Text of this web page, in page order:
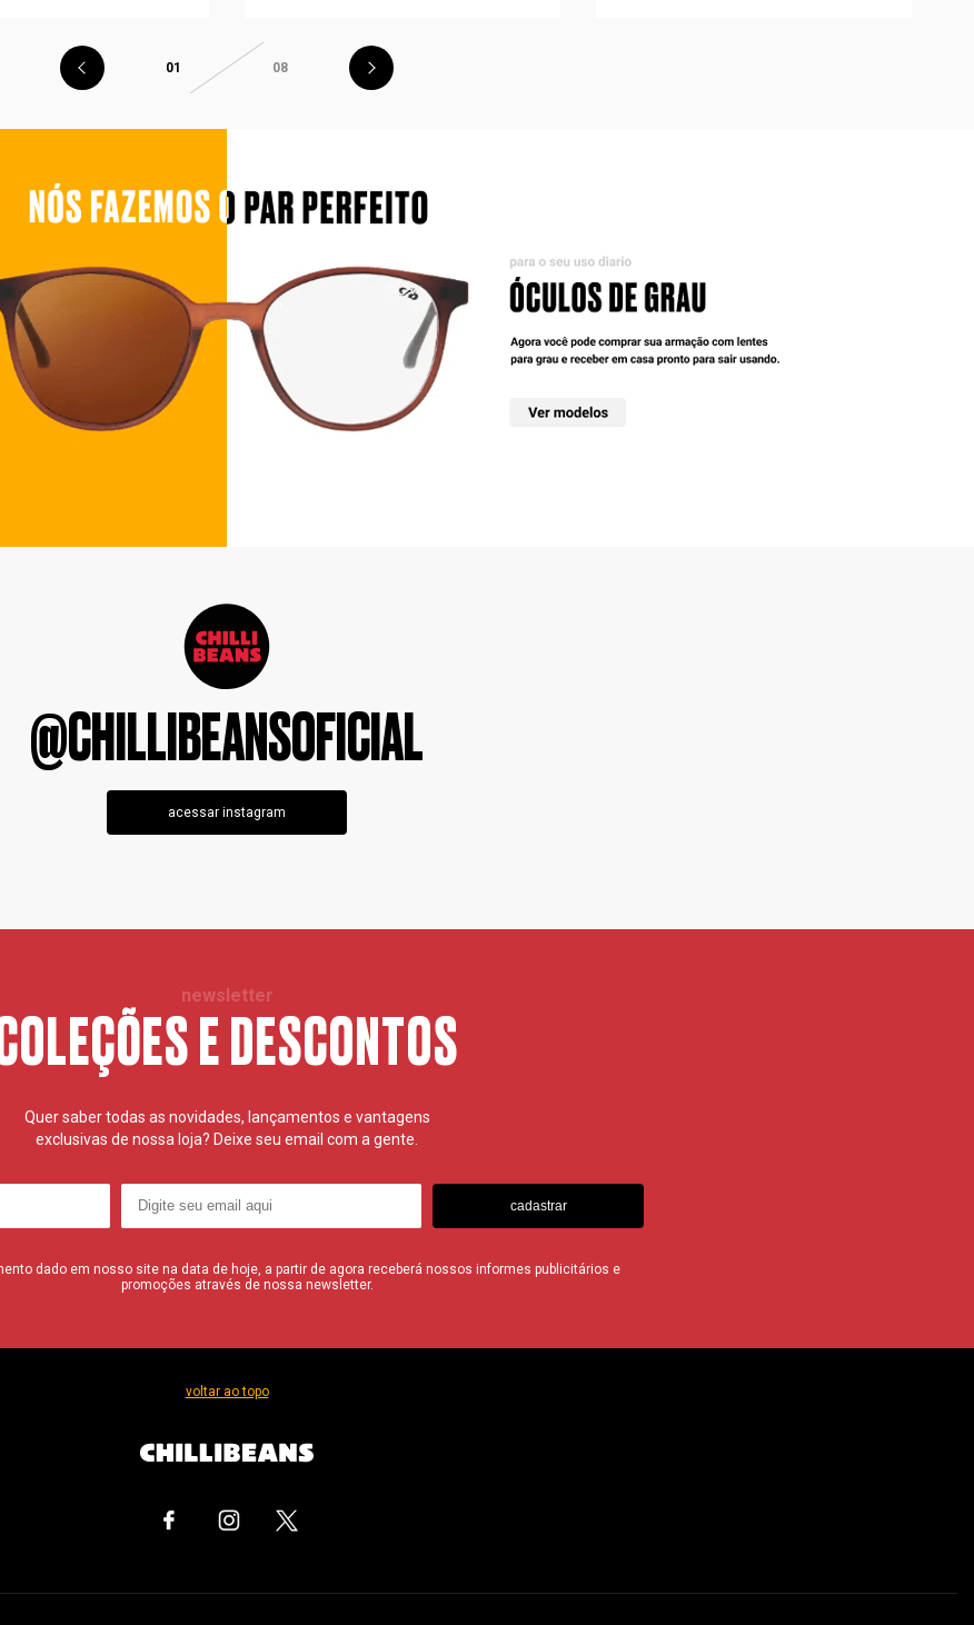
01 08
@CHILLIBEANSOFICIAL
acessar instagram
newsletter
E DESCONTOS
Quer saber todas as novidades, lançamentos e vantagens
exclusivas de nossa loja? Deixe seu email com a gente.
cadastrar
dado em nosso site na data de hoje, a partir de agora receberá nossos informes publicitários e
promoções através de nossa newsletter.
voltar ao topo